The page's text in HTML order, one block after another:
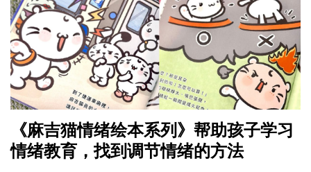
《麻吉猫情绪绘本系列》帮助孩子学习
情绪教育，找到调节情绪的方法